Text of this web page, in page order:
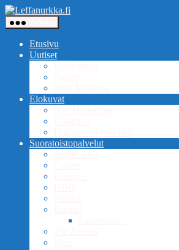
Siirry
sisältöön
Etusivu
Uutiset
Elokuvat
Suoratoistopalvelut